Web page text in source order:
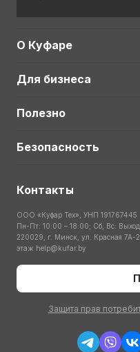
О Куфаре
Для бизнеса
Полезно
Безопасность
Контакты
ООО «Куфар Тех», УНП 191767445
Пн-Пт: 10:00 – 18:00; Сб, Вс:
220029, г. Минск, ул. Красная 7А-
этаж help@kufar.by
Защита прав